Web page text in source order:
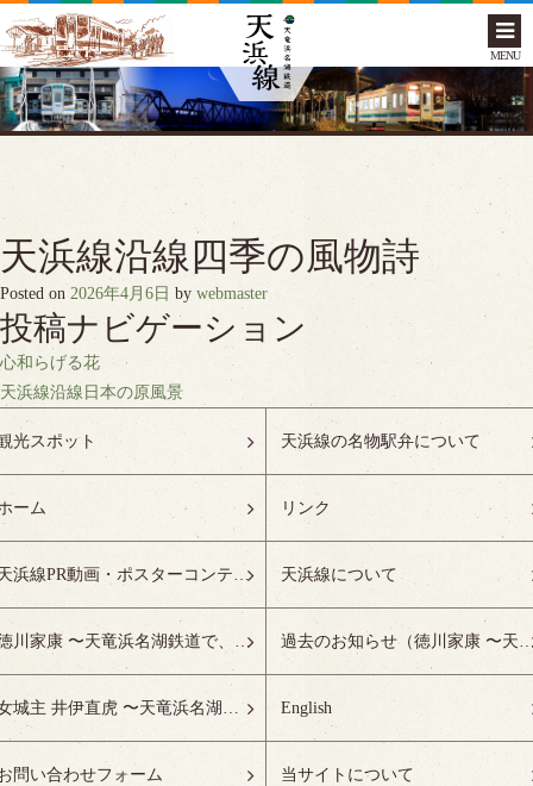
MENU
天浜線沿線四季の風物詩
Posted on 2026年4月6日 by webmaster
投稿ナビゲーション
心和らげる花
天浜線沿線日本の原風景
光スポット 天浜線の名物駅弁について
ーム リンク
天浜線PR動画・ポスターコンテスト受賞作品特設ページ 天浜線について
徳川家康 〜天竜浜名湖鉄道で、徳川ゆかりの地へ！〜 過去のお知らせ（徳川家康 〜天竜浜名湖鉄道で、
女城主 井伊直虎 〜天竜浜名湖鉄道で、井の国へ！〜 English
問い合わせフォーム 当サイトについて